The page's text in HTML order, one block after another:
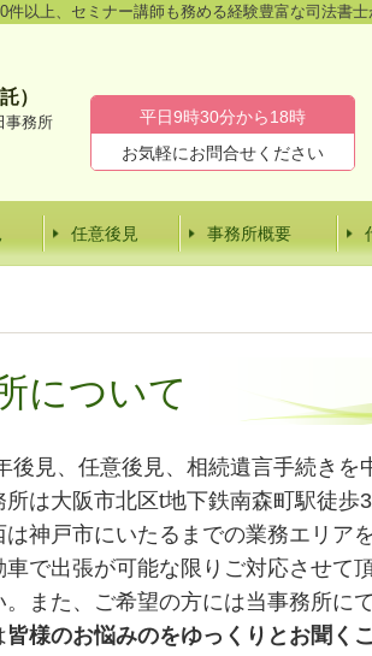
以上、セミナー講師も務める経験豊富な司法書士
）
事務所
平日9時30分から18時
お気軽にお問合せください
任意後見 事務所概要
について
後見、任意後見、相続遺言手続きを
所は大阪市北区t地下鉄南森町駅徒歩
神戸市にいたるまでの業務エリア
で出張が可能な限りご対応させて
また、ご希望の方には当事務所に
皆様のお悩みのをゆっくりとお聞く